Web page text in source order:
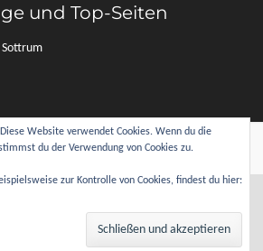
und Top-Seiten
Sottrum
Website verwendet Cookies. Wenn du die
du der Verwendung von Cookies zu.
zur Kontrolle von Cookies, findest du hier: